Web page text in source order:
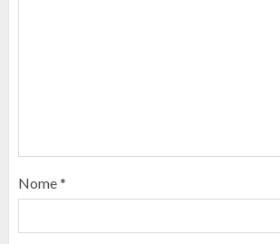
Nome*